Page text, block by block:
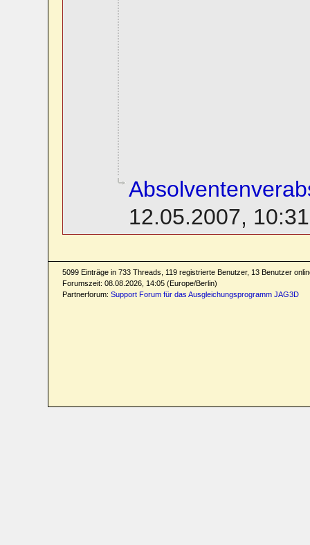
12.05.2007, 10:31
5099 Einträge in 733 Threads, 119 registrierte Benutzer, 13 Benutzer
Forumszeit: 08.08.2026, 14:05 (Europe/Berlin)
Partnerforum: Support Forum für das Ausgleichungsprogramm JAG3D